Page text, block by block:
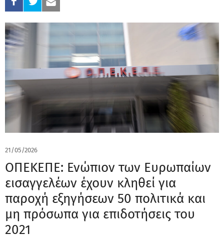
21/05/2026
ΟΠΕΚΕΠΕ: Ενώπιον των Ευρωπαίων
εισαγγελέων έχουν κληθεί για
παροχή εξηγήσεων 50 πολιτικά και
μη πρόσωπα για επιδοτήσεις του
2021